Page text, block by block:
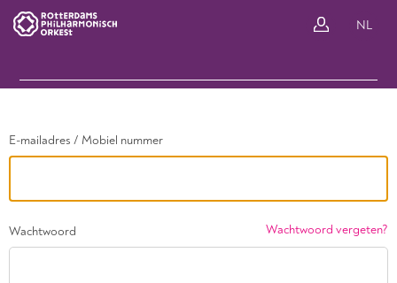
NL
E-mailadres / Mobiel nummer
Wachtwoord Wachtwoord vergeten?